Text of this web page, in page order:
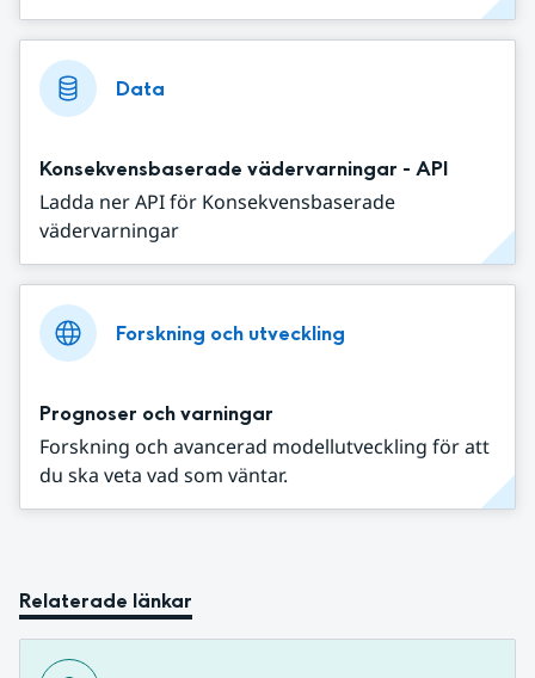
Data
Konsekvensbaserade vädervarningar - API
Ladda ner API för Konsekvensbaserade
vädervarningar
Forskning och utveckling
Prognoser och varningar
Forskning och avancerad modellutveckling för att
du ska veta vad som väntar.
Relaterade länkar